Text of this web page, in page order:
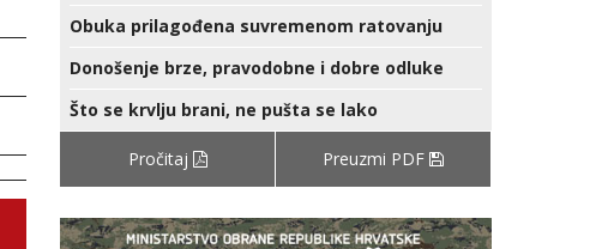
Obuka prilagođena suvremenom ratovanju
Donošenje brze, pravodobne i dobre odluke
Što se krvlju brani, ne pušta se lako
Pročitaj Preuzmi PDF